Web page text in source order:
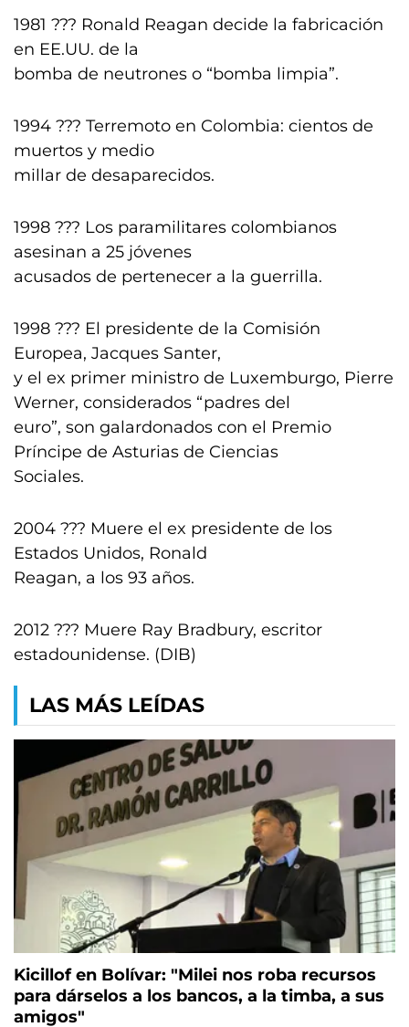
1981 ??? Ronald Reagan decide la fabricación
en EE.UU. de la
bomba de neutrones o “bomba limpia”.
1994 ??? Terremoto en Colombia: cientos de
muertos y medio
millar de desaparecidos.
1998 ??? Los paramilitares colombianos
asesinan a 25 jóvenes
acusados de pertenecer a la guerrilla.
1998 ??? El presidente de la Comisión
Europea, Jacques Santer,
y el ex primer ministro de Luxemburgo, Pierre
Werner, considerados “padres del
euro”, son galardonados con el Premio
Príncipe de Asturias de Ciencias
Sociales.
2004 ??? Muere el ex presidente de los
Estados Unidos, Ronald
Reagan, a los 93 años.
2012 ??? Muere Ray Bradbury, escritor
estadounidense. (DIB)
LAS MÁS LEÍDAS
Kicillof en Bolívar: "Milei nos roba recursos
para dárselos a los bancos, a la timba, a sus
amigos"